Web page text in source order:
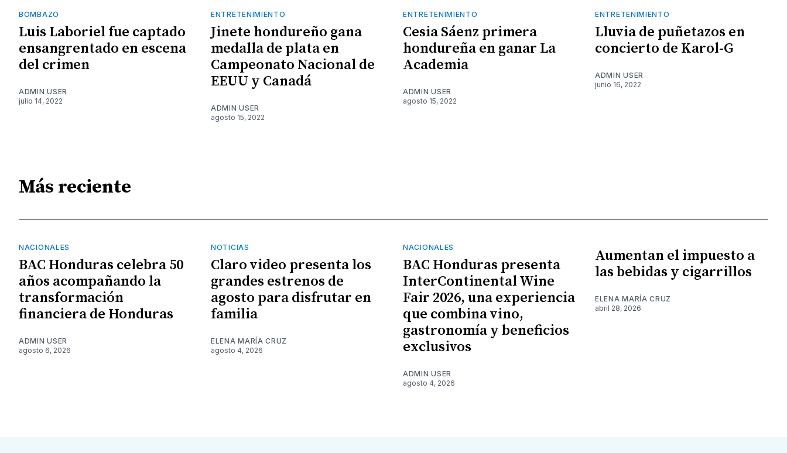
BOMBAZO
Luis Laboriel fue captado
ensangrentado en escena
del crimen
ADMIN USER
julio 14, 2022
ENTRETENIMIENTO
Jinete hondureño gana
medalla de plata en
Campeonato Nacional de
EEUU y Canadá
ADMIN USER
agosto 15, 2022
ENTRETENIMIENTO
Cesia Sáenz primera
hondureña en ganar La
Academia
ADMIN USER
agosto 15, 2022
ENTRETENIMIENTO
Lluvia de puñetazos en
concierto de Karol-G
ADMIN USER
junio 16, 2022
Más reciente
NACIONALES
BAC Honduras celebra 50
años acompañando la
transformación
financiera de Honduras
ADMIN USER
agosto 6, 2026
NOTICIAS
Claro video presenta los
grandes estrenos de
agosto para disfrutar en
familia
ELENA MARÍA CRUZ
agosto 4, 2026
NACIONALES
BAC Honduras presenta
InterContinental Wine
Fair 2026, una experiencia
que combina vino,
gastronomía y beneficios
exclusivos
ADMIN USER
agosto 4, 2026
Aumentan el impuesto a
las bebidas y cigarrillos
ELENA MARÍA CRUZ
abril 28, 2026